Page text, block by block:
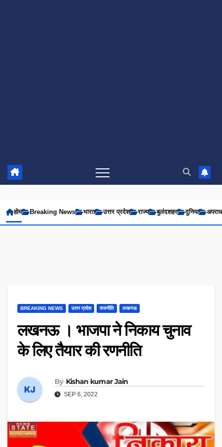
होम Breaking News भारत उत्तर प्रदेश राज्य बुलंदशहर दुनिया अपराध
BREAKING NEWS उत्तर प्रदेश राजनीति लखनऊ
लखनऊ । भाजपा ने निकाय चुनाव
के लिए तैयार की रणनीति
By Kishan kumar Jain
SEP 6, 2022